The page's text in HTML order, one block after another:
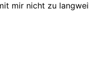
mir nicht zu